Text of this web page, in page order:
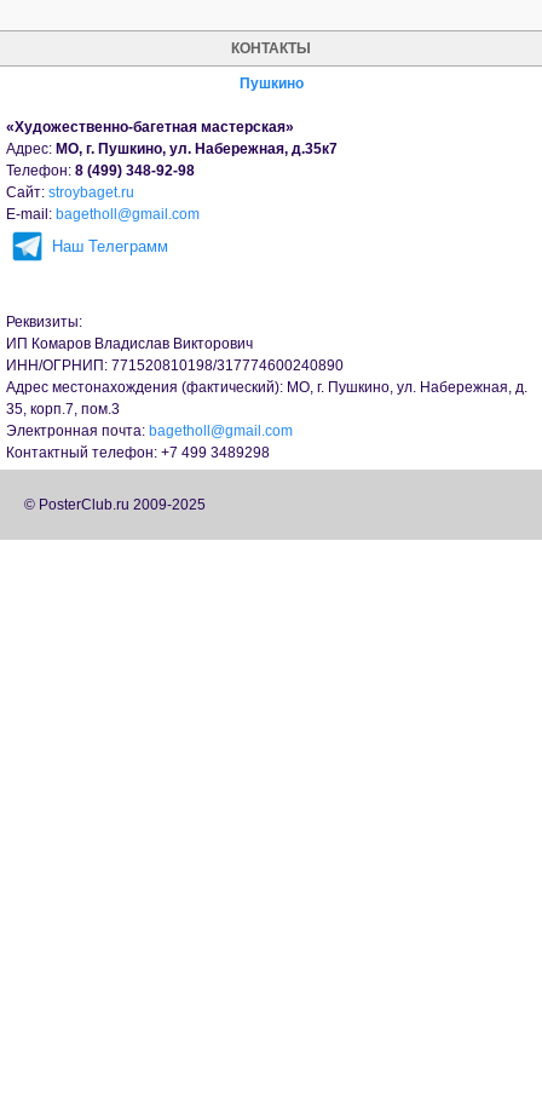
КОНТАКТЫ
Пушкино
«Художественно-багетная мастерская»
Адрес: МО, г. Пушкино, ул. Набережная, д.35к7
Телефон: 8 (499) 348-92-98
Сайт: stroybaget.ru
Е-mail: bagetholl@gmail.com
Наш Телеграмм
Реквизиты:
ИП Комаров Владислав Викторович
ИНН/ОГРНИП: 771520810198/317774600240890
Адрес местонахождения (фактический): МО, г. Пушкино, ул. Набережная, д.
35, корп.7, пом.3
Электронная почта: bagetholl@gmail.com
Контактный телефон: +7 499 3489298
© PosterClub.ru 2009-2025